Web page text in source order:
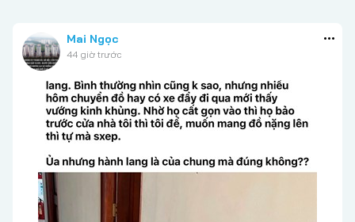
Mai Ngọc
44 giờ trước